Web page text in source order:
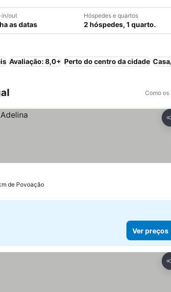
out
as datas
Hóspedes e quartos
2 hóspedes, 1 quarto.
Avaliação: 8,0+ Perto do centro da cidade
Como
de Povoação
Ver preços